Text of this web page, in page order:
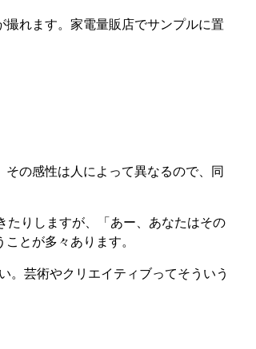
れます。家電量販店でサンプルに置
の感性は人によって異なるので、同
たりしますが、「あー、あなたはその
とが多々あります。
。芸術やクリエイティブってそういう